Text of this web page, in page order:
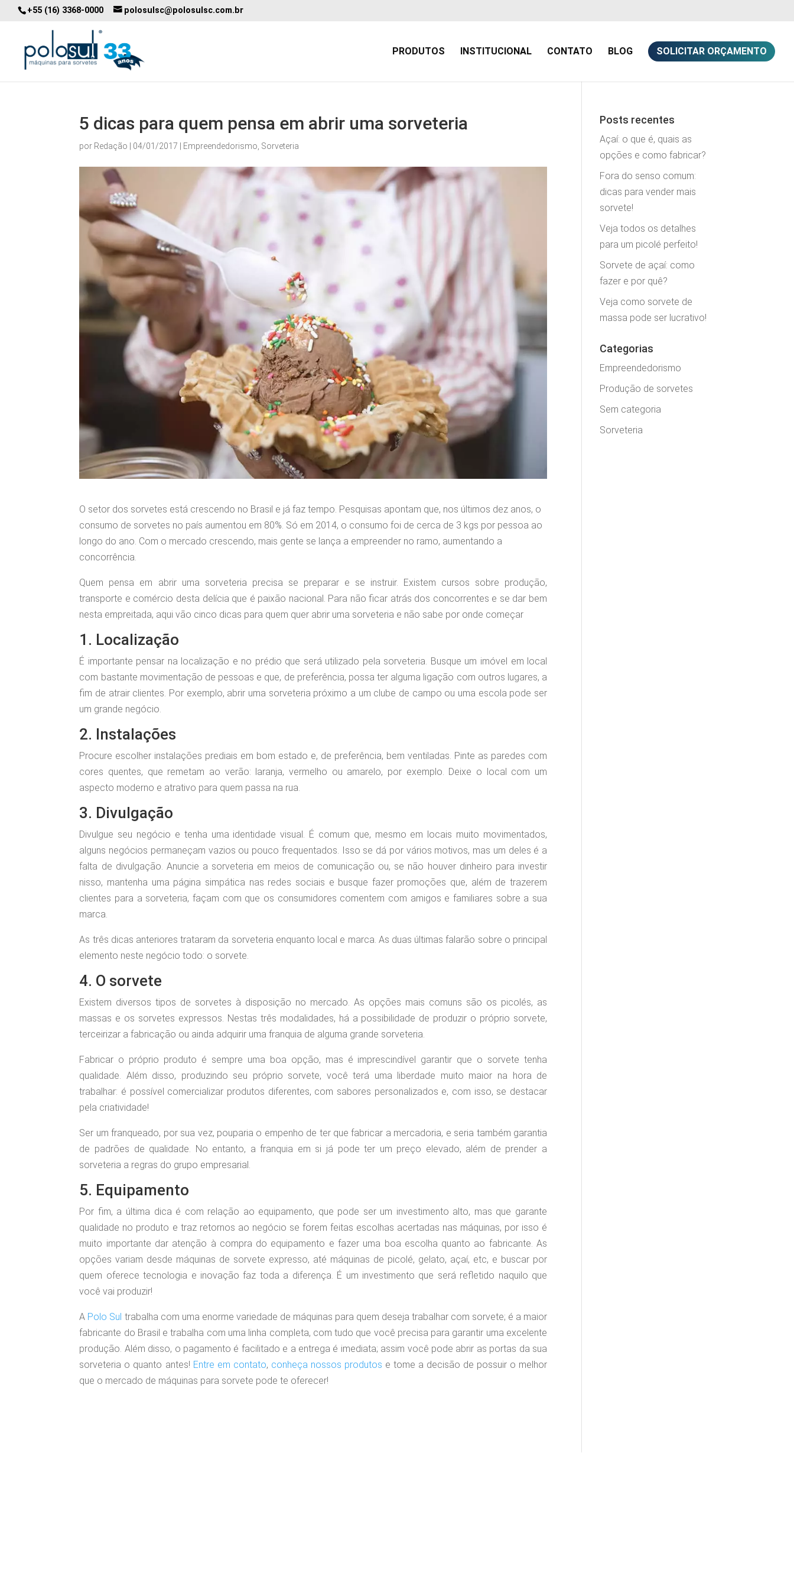
+55 (16) 3368-0000 polosulsc@polosulsc.com.br
PRODUTOS INSTITUCIONAL CONTATO BLOG SOLICITAR ORÇAMENTO
5 dicas para quem pensa em abrir uma sorveteria
por Redação 04/01/2017 Empreendedorismo Sorveteria
O setor dos sorvetes está crescendo no Brasil e já faz tempo. Pesquisas apontam que, nos últimos dez anos, o
consumo de sorvetes no país aumentou em 80%. Só em 2014, o consumo foi de cerca de 3 kgs por pessoa ao
longo do ano. Com o mercado crescendo, mais gente se lança a empreender no ramo, aumentando a
concorrência.
Quem pensa em abrir uma sorveteria precisa se preparar e se instruir. Existem cursos sobre produção,
transporte e comércio desta delícia que é paixão nacional. Para não ficar atrás dos concorrentes e se dar bem
nesta empreitada, aqui vão cinco dicas para quem quer abrir uma sorveteria e não sabe por onde começar
1. Localização
É importante pensar na localização e no prédio que será utilizado pela sorveteria. Busque um imóvel em local
com bastante movimentação de pessoas e que, de preferência, possa ter alguma ligação com outros lugares, a
fim de atrair clientes. Por exemplo, abrir uma sorveteria próximo a um clube de campo ou uma escola pode ser
um grande negócio.
2. Instalações
Procure escolher instalações prediais em bom estado e, de preferência, bem ventiladas. Pinte as paredes com
cores quentes, que remetam ao verão: laranja, vermelho ou amarelo, por exemplo. Deixe o local com um
aspecto moderno e atrativo para quem passa na rua.
3. Divulgação
Divulgue seu negócio e tenha uma identidade visual. É comum que, mesmo em locais muito movimentados,
alguns negócios permaneçam vazios ou pouco frequentados. Isso se dá por vários motivos, mas um deles é a
falta de divulgação. Anuncie a sorveteria em meios de comunicação ou, se não houver dinheiro para investir
nisso, mantenha uma página simpática nas redes sociais e busque fazer promoções que, além de trazerem
clientes para a sorveteria, façam com que os consumidores comentem com amigos e familiares sobre a sua
marca.
As três dicas anteriores trataram da sorveteria enquanto local e marca. As duas últimas falarão sobre o principal
elemento neste negócio todo: o sorvete.
4. O sorvete
Existem diversos tipos de sorvetes à disposição no mercado. As opções mais comuns são os picolés, as
massas e os sorvetes expressos. Nestas três modalidades, há a possibilidade de produzir o próprio sorvete,
terceirizar a fabricação ou ainda adquirir uma franquia de alguma grande sorveteria.
Fabricar o próprio produto é sempre uma boa opção, mas é imprescindível garantir que o sorvete tenha
qualidade. Além disso, produzindo seu próprio sorvete, você terá uma liberdade muito maior na hora de
trabalhar: é possível comercializar produtos diferentes, com sabores personalizados e, com isso, se destacar
pela criatividade!
Ser um franqueado, por sua vez, pouparia o empenho de ter que fabricar a mercadoria, e seria também garantia
de padrões de qualidade. No entanto, a franquia em si já pode ter um preço elevado, além de prender a
sorveteria a regras do grupo empresarial.
5. Equipamento
Por fim, a última dica é com relação ao equipamento, que pode ser um investimento alto, mas que garante
qualidade no produto e traz retornos ao negócio se forem feitas escolhas acertadas nas máquinas, por isso é
muito importante dar atenção à compra do equipamento e fazer uma boa escolha quanto ao fabricante. As
opções variam desde máquinas de sorvete expresso, até máquinas de picolé, gelato, açaí, etc, e buscar por
quem oferece tecnologia e inovação faz toda a diferença. É um investimento que será refletido naquilo que
você vai produzir!
A Polo Sul trabalha com uma enorme variedade de máquinas para quem deseja trabalhar com sorvete; é a maior
fabricante do Brasil e trabalha com uma linha completa, com tudo que você precisa para garantir uma excelente
produção. Além disso, o pagamento é facilitado e a entrega é imediata; assim você pode abrir as portas da sua
sorveteria o quanto antes! Entre em contato, conheça nossos produtos e tome a decisão de possuir o melhor
que o mercado de máquinas para sorvete pode te oferecer!
Posts recentes
Açaí: o que é, quais as
opções e como fabricar?
Fora do senso comum:
dicas para vender mais
sorvete!
Veja todos os detalhes
para um picolé perfeito!
Sorvete de açaí: como
fazer e por quê?
Veja como sorvete de
massa pode ser lucrativo!
Categorias
Empreendedorismo
Produção de sorvetes
Sem categoria
Sorveteria